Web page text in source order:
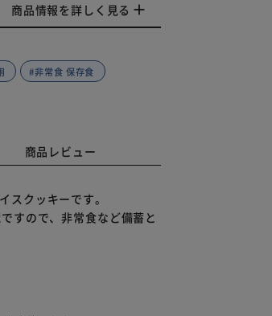
商品情報を詳しく見る
#非常食 保存食
商品レビュー
スクッキーです。
すので、非常食など備蓄と